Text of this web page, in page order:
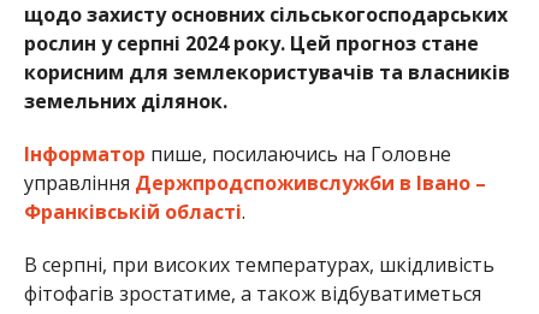
щодо захисту основних сільськогосподарських
рослин у серпні 2024 року. Цей прогноз стане
корисним для землекористувачів та власників
земельних ділянок.
Інформатор пише, посилаючись на Головне
управління Держпродспоживслужби в Івано –
Франківській області.
В серпні, при високих температурах, шкідливість
фітофагів зростатиме, а також відбуватиметься